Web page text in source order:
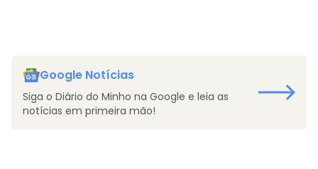
Google Notícias
Siga o Diário do Minho na Google e leia as
notícias em primeira mão!